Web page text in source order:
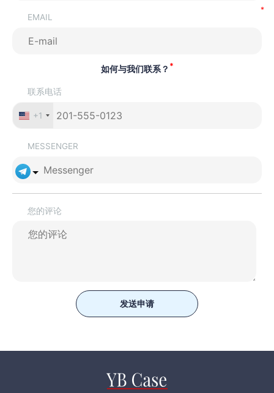
EMAIL
如何与我们联系？ *
联系电话
+1
MESSENGER
您的评论
发送申请